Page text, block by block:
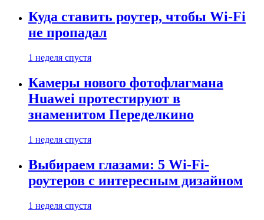
Куда ставить роутер, чтобы Wi-Fi
не пропадал
1 неделя спустя
Камеры нового фотофлагмана
Huawei протестируют в
знаменитом Переделкино
1 неделя спустя
Выбираем глазами: 5 Wi-Fi-
роутеров с интересным дизайном
1 неделя спустя